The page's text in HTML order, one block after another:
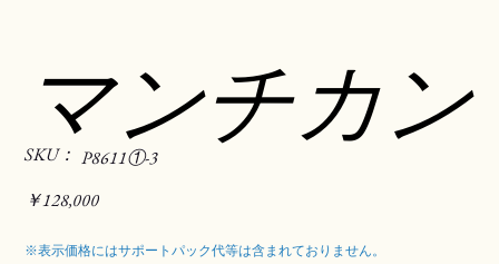
マンチカン
SKU：
SKU：
P8611①-3
P8611①-3
価
格￥128,000
※表示価格にはサポートパック代等は含まれておりません。